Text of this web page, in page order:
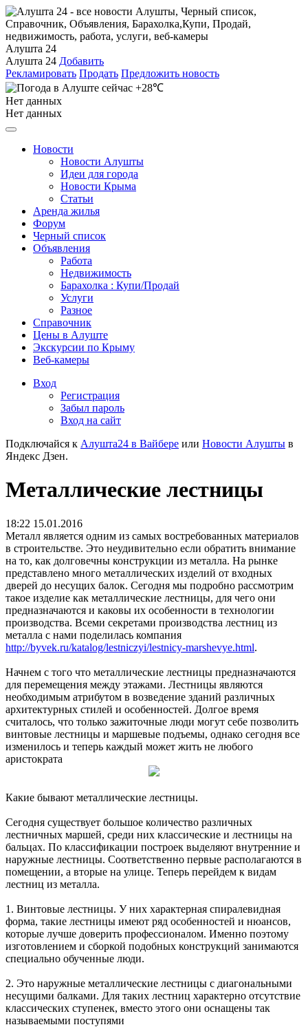
Алушта 24
Алушта 24 Добавить
Рекламировать Продать Предложить новость
+28℃
Нет данных
Нет данных
Новости
Новости Алушты
Идеи для города
Новости Крыма
Статьи
Аренда жилья
Форум
Черный список
Объявления
Работа
Недвижимость
Барахолка : Купи/Продай
Услуги
Разное
Справочник
Цены в Алуште
Экскурсии по Крыму
Веб-камеры
Вход
Регистрация
Забыл пароль
Вход на сайт
Подключайся к Алушта24 в Вайбере или Новости Алушты в
Яндекс Дзен.
Металлические лестницы
18:22 15.01.2016
Металл является одним из самых востребованных материалов
в строительстве. Это неудивительно если обратить внимание
на то, как долговечны конструкции из металла. На рынке
представлено много металлических изделий от входных
дверей до несущих балок. Сегодня мы подробно рассмотрим
такое изделие как металлические лестницы, для чего они
предназначаются и каковы их особенности в технологии
производства. Всеми секретами производства лестниц из
металла с нами поделилась компания
http://byvek.ru/katalog/lestniczyi/lestnicy-marshevye.html.
Начнем с того что металлические лестницы предназначаются
для перемещения между этажами. Лестницы являются
необходимым атрибутом в возведение зданий различных
архитектурных стилей и особенностей. Долгое время
считалось, что только зажиточные люди могут себе позволить
винтовые лестницы и маршевые подъемы, однако сегодня все
изменилось и теперь каждый может жить не любого
аристократа
Какие бывают металлические лестницы.
Сегодня существует большое количество различных
лестничных маршей, среди них классические и лестницы на
бальцах. По классификации построек выделяют внутренние и
наружные лестницы. Соответственно первые располагаются в
помещении, а вторые на улице. Теперь перейдем к видам
лестниц из металла.
1. Винтовые лестницы. У них характерная спиралевидная
форма, такие лестницы имеют ряд особенностей и нюансов,
которые лучше доверить профессионалом. Именно поэтому
изготовлением и сборкой подобных конструкций занимаются
специально обученные люди.
2. Это наружные металлические лестницы с диагональными
несущими балками. Для таких лестниц характерно отсутствие
классических ступенек, вместо этого они оснащены так
называемыми поступями